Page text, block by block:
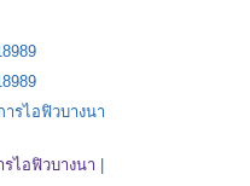
ารไอฟิวบางนา
รไอฟิวบางนา